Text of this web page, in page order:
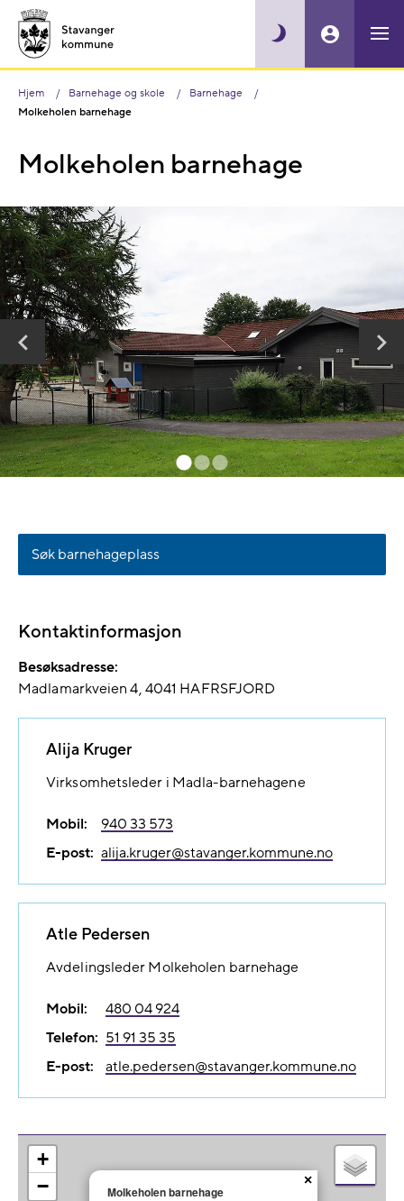
Hjem Barnehage og skole
Barnehage
Molkeholen barnehage
Molkeholen barnehage
Søk barnehageplass
Kontaktinformasjon
Besøksadresse:
Madlamarkveien 4 4041 HAFRSFJORD
Alija Kruger
Virksomhetsleder i Madla-barnehagene
Mobil:
940 33 573
E-post: alija.kruger@​stavanger.kommune.no
Atle Pedersen
Avdelingsleder Molkeholen barnehage
Mobil:
480 04 924
Telefon: 51 91 35 35
E-post:
atle.pedersen@​stavanger.kommune.no
Molkeholen barnehage
×
+
−